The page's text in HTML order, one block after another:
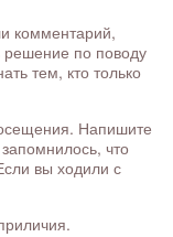
комментарий,
по поводу
тем, кто только
Напишите
что
вы ходили с